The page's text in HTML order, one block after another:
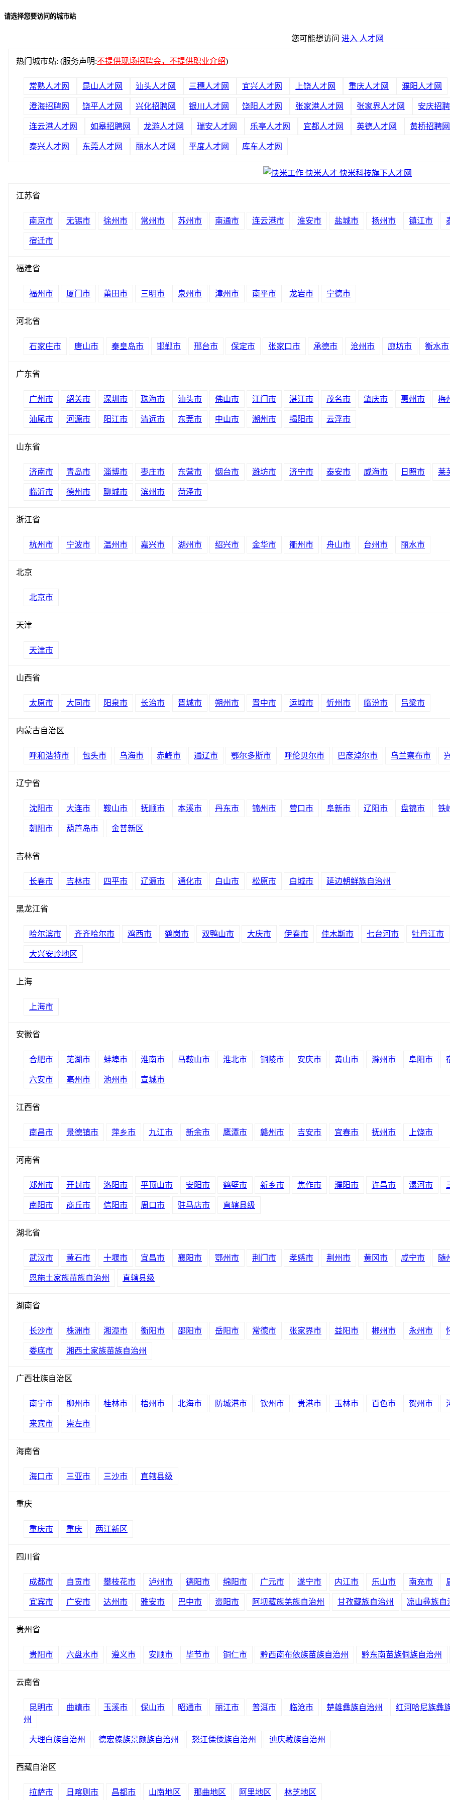
请选择您要访问的城市站
您可能想访问 进入 人才网
热门城市站: (服务声明:不提供现场招聘会，不提供职业介绍)
常熟人才网 昆山人才网 汕头人才网 三穗人才网 宜兴人才网 上饶人才网 重庆人才网 濮阳人才网
澄海招聘网 饶平人才网 兴化招聘网 银川人才网 饶阳人才网 张家港人才网 张家界人才网 安庆招
连云港人才网 如皋招聘网 龙游人才网 瑞安人才网 乐亭人才网 宜都人才网 英德人才网 黄桥招聘网
泰兴人才网 东莞人才网 丽水人才网 平度人才网 库车人才网
江苏省
南京市 无锡市 徐州市 常州市 苏州市 南通市 连云港市 淮安市 盐城市 扬州市 镇江市
宿迁市
福建省
福州市 厦门市 莆田市 三明市 泉州市 漳州市 南平市 龙岩市 宁德市
河北省
石家庄市 唐山市 秦皇岛市 邯郸市 邢台市 保定市 张家口市 承德市 沧州市 廊坊市 衡水市
广东省
广州市 韶关市 深圳市 珠海市 汕头市 佛山市 江门市 湛江市 茂名市 肇庆市 惠州市 梅
汕尾市 河源市 阳江市 清远市 东莞市 中山市 潮州市 揭阳市 云浮市
山东省
济南市 青岛市 淄博市 枣庄市 东营市 烟台市 潍坊市 济宁市 泰安市 威海市 日照市 莱
临沂市 德州市 聊城市 滨州市 菏泽市
浙江省
杭州市 宁波市 温州市 嘉兴市 湖州市 绍兴市 金华市 衢州市 舟山市 台州市 丽水市
北京
北京市
天津
天津市
山西省
太原市 大同市 阳泉市 长治市 晋城市 朔州市 晋中市 运城市 忻州市 临汾市 吕梁市
内蒙古自治区
呼和浩特市 包头市 乌海市 赤峰市 通辽市 鄂尔多斯市 呼伦贝尔市 巴彦淖尔市 乌兰察布市
辽宁省
沈阳市 大连市 鞍山市 抚顺市 本溪市 丹东市 锦州市 营口市 阜新市 辽阳市 盘锦市 铁
朝阳市 葫芦岛市 金普新区
吉林省
长春市 吉林市 四平市 辽源市 通化市 白山市 松原市 白城市 延边朝鲜族自治州
黑龙江省
哈尔滨市 齐齐哈尔市 鸡西市 鹤岗市 双鸭山市 大庆市 伊春市 佳木斯市 七台河市 牡丹江市
大兴安岭地区
上海
上海市
安徽省
合肥市 芜湖市 蚌埠市 淮南市 马鞍山市 淮北市 铜陵市 安庆市 黄山市 滁州市 阜阳市
六安市 亳州市 池州市 宣城市
江西省
南昌市 景德镇市 萍乡市 九江市 新余市 鹰潭市 赣州市 吉安市 宜春市 抚州市 上饶市
河南省
郑州市 开封市 洛阳市 平顶山市 安阳市 鹤壁市 新乡市 焦作市 濮阳市 许昌市 漯河市
南阳市 商丘市 信阳市 周口市 驻马店市 直辖县级
湖北省
武汉市 黄石市 十堰市 宜昌市 襄阳市 鄂州市 荆门市 孝感市 荆州市 黄冈市 咸宁市 随
恩施土家族苗族自治州 直辖县级
湖南省
长沙市 株洲市 湘潭市 衡阳市 邵阳市 岳阳市 常德市 张家界市 益阳市 郴州市 永州市
娄底市 湘西土家族苗族自治州
广西壮族自治区
南宁市 柳州市 桂林市 梧州市 北海市 防城港市 钦州市 贵港市 玉林市 百色市 贺州市
来宾市 崇左市
海南省
海口市 三亚市 三沙市 直辖县级
重庆
重庆市 重庆 两江新区
四川省
成都市 自贡市 攀枝花市 泸州市 德阳市 绵阳市 广元市 遂宁市 内江市 乐山市 南充市
宜宾市 广安市 达州市 雅安市 巴中市 资阳市 阿坝藏族羌族自治州 甘孜藏族自治州 凉山彝族自
贵州省
贵阳市 六盘水市 遵义市 安顺市 毕节市 铜仁市 黔西南布依族苗族自治州 黔东南苗族侗族自治州
云南省
昆明市 曲靖市 玉溪市 保山市 昭通市 丽江市 普洱市 临沧市 楚雄彝族自治州
红河哈尼族彝
州
大理白族自治州 德宏傣族景颇族自治州 怒江傈僳族自治州 迪庆藏族自治州
西藏自治区
拉萨市 日喀则市 昌都市 山南地区 那曲地区 阿里地区 林芝地区